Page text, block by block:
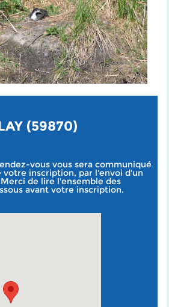
(59870)
vous vous sera communiqué
votre inscription, par l'envoi d'un
de lire l'ensemble des
avant votre inscription.